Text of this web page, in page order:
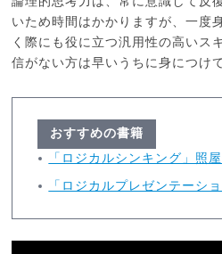
いため時間はかかりますが、一度
く際にも役に立つ汎用性の高いス
信がない方は早いうちに身につけ
おすすめの書籍
「ロジカルシンキング」照
「ロジカルプレゼンテーシ